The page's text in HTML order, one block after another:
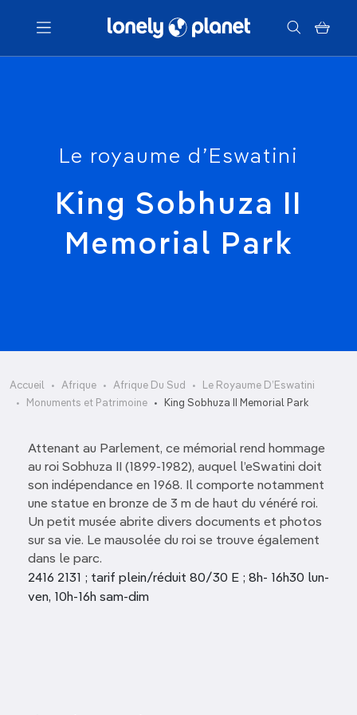
Menu
Le royaume d’Eswatini
King Sobhuza II
Memorial Park
Accueil Afrique Afrique Du Sud
Le Royaume D’Eswatini
Monuments et Patrimoine
King Sobhuza II Memorial Park
Attenant au Parlement, ce mémorial rend hommage
au roi Sobhuza II (1899-1982), auquel l’eSwatini doit
son indépendance en 1968. Il comporte notamment
une statue en bronze de 3 m de haut du vénéré roi.
Un petit musée abrite divers documents et photos
sur sa vie. Le mausolée du roi se trouve également
dans le parc.
2416 2131 ; tarif plein/réduit 80/30 E ; 8h- 16h30 lun-
ven, 10h-16h sam-dim